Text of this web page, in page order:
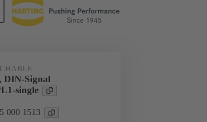
DIN-Signal
single
000 1513